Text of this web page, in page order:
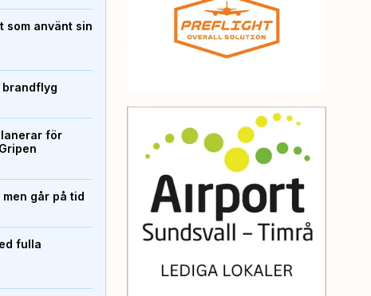
som använt sin
brandflyg
för
går på tid
fulla